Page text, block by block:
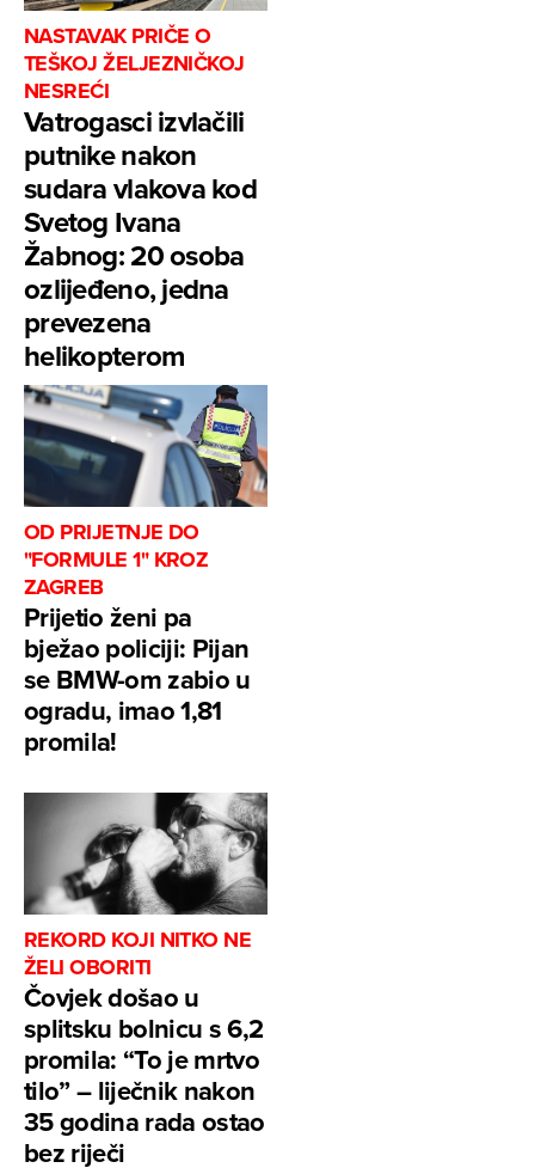
NASTAVAK PRIČE O
TEŠKOJ ŽELJEZNIČKOJ
NESREĆI
Vatrogasci izvlačili
putnike nakon
sudara vlakova kod
Svetog Ivana
Žabnog: 20 osoba
ozlijeđeno, jedna
prevezena
helikopterom
OD PRIJETNJE DO
"FORMULE 1" KROZ
ZAGREB
Prijetio ženi pa
bježao policiji: Pijan
se BMW-om zabio u
ogradu, imao 1,81
promila!
REKORD KOJI NITKO NE
ŽELI OBORITI
Čovjek došao u
splitsku bolnicu s 6,2
promila: “To je mrtvo
tilo” – liječnik nakon
35 godina rada ostao
bez riječi